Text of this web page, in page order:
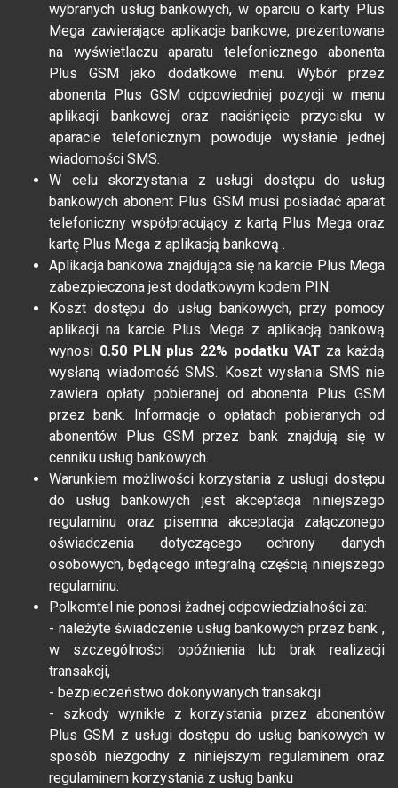
wybranych usług bankowych, w oparciu o karty Plus
Mega zawierające aplikacje bankowe, prezentowane
na wyświetlaczu aparatu telefonicznego abonenta
Plus GSM jako dodatkowe menu. Wybór przez
abonenta Plus GSM odpowiedniej pozycji w menu
aplikacji bankowej oraz naciśnięcie przycisku w
aparacie telefonicznym powoduje wysłanie jednej
wiadomości SMS.
W celu skorzystania z usługi dostępu do usług
bankowych abonent Plus GSM musi posiadać aparat
telefoniczny współpracujący z kartą Plus Mega oraz
kartę Plus Mega z aplikacją bankową .
Aplikacja bankowa znajdująca się na karcie Plus Mega
zabezpieczona jest dodatkowym kodem PIN.
Koszt dostępu do usług bankowych, przy pomocy
aplikacji na karcie Plus Mega z aplikacją bankową
wynosi 0.50 PLN plus 22% podatku VAT za każdą
wysłaną wiadomość SMS. Koszt wysłania SMS nie
zawiera opłaty pobieranej od abonenta Plus GSM
przez bank. Informacje o opłatach pobieranych od
abonentów Plus GSM przez bank znajdują się w
cenniku usług bankowych.
Warunkiem możliwości korzystania z usługi dostępu
do usług bankowych jest akceptacja niniejszego
regulaminu oraz pisemna akceptacja załączonego
oświadczenia dotyczącego ochrony danych
osobowych, będącego integralną częścią niniejszego
regulaminu.
Polkomtel nie ponosi żadnej odpowiedzialności za:
- należyte świadczenie usług bankowych przez bank ,
w szczególności opóźnienia lub brak realizacji
transakcji,
- bezpieczeństwo dokonywanych transakcji
- szkody wynikłe z korzystania przez abonentów
Plus GSM z usługi dostępu do usług bankowych w
sposób niezgodny z niniejszym regulaminem oraz
regulaminem korzystania z usług banku